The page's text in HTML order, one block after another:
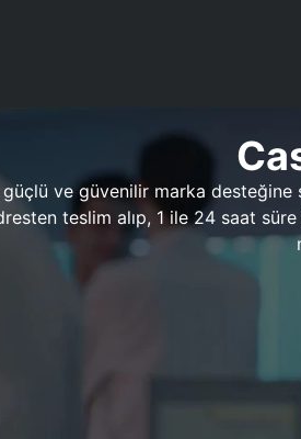
ve güvenilir marka
teslim alıp, 1 ile 24 saat